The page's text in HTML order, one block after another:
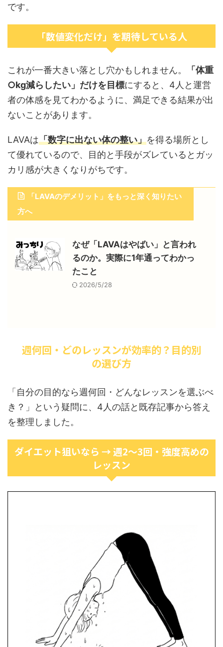
です。
「数値変化だけ」を期待している人
これが一番大きい落とし穴かもしれません。
「体重
○kg減らしたい」だけを目標にすると、4人と運営
者の体感を見てわかるように、満足できる結果が出
ないことがあります。
LAVAは「数字に出ない体の整い」を得る場所とし
て優れているので、目的と手段がズレているとガッ
カリ感が大きくなりがちです。
「LAVAのデメリット」をもっと深く知りたい
方へ
なぜ「LAVAはやばい」と言われ
るのか。実際に1年通ってわかっ
たこと
2026/5/28
週何回・どのレッスンが効率的？目的別
の選び方
「自分の目的なら週何回・どんなレッスンを選ぶべ
き？」という疑問に、4人の話と既存記事から答え
を整理しました。
ダイエット狙いなら → 週2〜3回・強度高めの
レッスン